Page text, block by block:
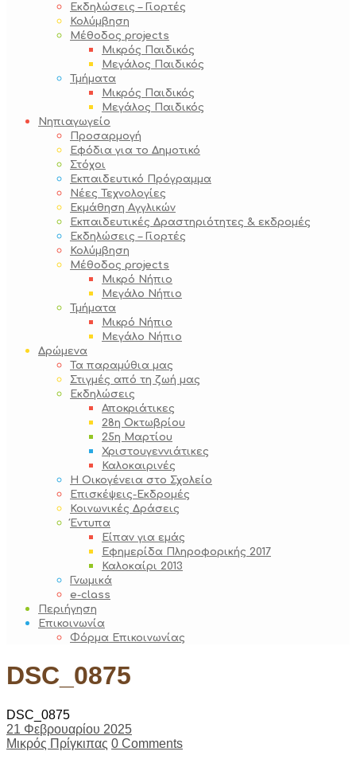
Εκδηλώσεις – Γιορτές
Κολύμβηση
Μέθοδος projects
Μικρός Παιδικός
Μεγάλος Παιδικός
Τμήματα
Μικρός Παιδικός
Μεγάλος Παιδικός
Νηπιαγωγείο
Προσαρμογή
Εφόδια για το Δημοτικό
Στόχοι
Εκπαιδευτικό Πρόγραμμα
Νέες Τεχνολογίες
Εκμάθηση Αγγλικών
Εκπαιδευτικές Δραστηριότητες & εκδρομές
Εκδηλώσεις – Γιορτές
Κολύμβηση
Μέθοδος projects
Μικρό Νήπιο
Μεγάλο Νήπιο
Τμήματα
Μικρό Νήπιο
Μεγάλο Νήπιο
Δρώμενα
Τα παραμύθια μας
Στιγμές από τη ζωή μας
Εκδηλώσεις
Αποκριάτικες
28η Οκτωβρίου
25η Μαρτίου
Χριστουγεννιάτικες
Καλοκαιρινές
Η Οικογένεια στο Σχολείο
Επισκέψεις-Εκδρομές
Κοινωνικές Δράσεις
Έντυπα
Είπαν για εμάς
Εφημερίδα Πληροφορικής 2017
Καλοκαίρι 2013
Γνωμικά
e-class
Περιήγηση
Επικοινωνία
Φόρμα Επικοινωνίας
DSC_0875
DSC_0875
21 Φεβρουαρίου 2025
Μικρός Πρίγκιπας 0 Comments